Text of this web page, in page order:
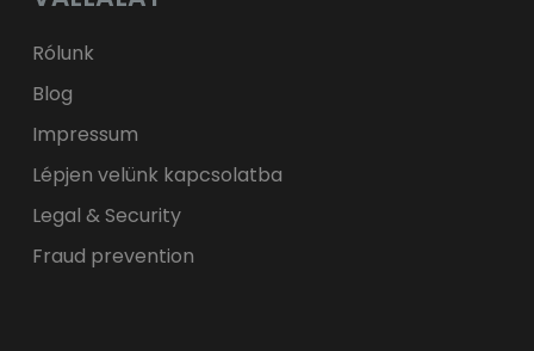
ft HUF
zł PLN
Rólunk
Blog
Impressum
Lépjen velünk kapcsolatba
Legal & Security
Fraud prevention